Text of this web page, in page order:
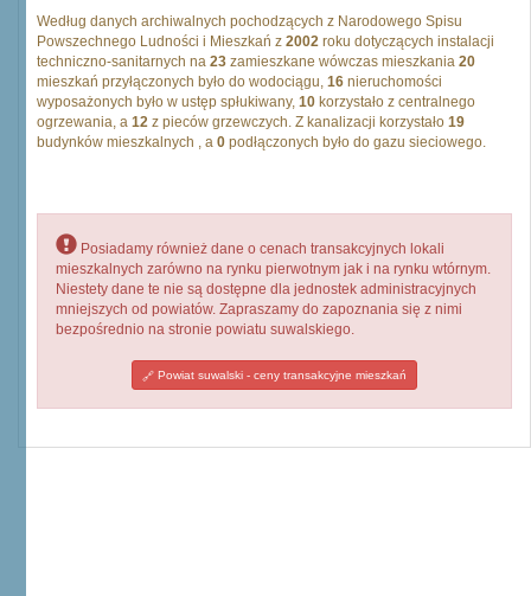
Według danych archiwalnych pochodzących z Narodowego Spisu
Powszechnego Ludności i Mieszkań z 2002 roku dotyczących instalacji
techniczno-sanitarnych na 23 zamieszkane wówczas mieszkania 20
mieszkań przyłączonych było do wodociągu, 16 nieruchomości
wyposażonych było w ustęp spłukiwany, 10 korzystało z centralnego
ogrzewania, a 12 z pieców grzewczych. Z kanalizacji korzystało 19
budynków mieszkalnych , a 0 podłączonych było do gazu sieciowego.
Posiadamy również dane o cenach transakcyjnych lokali
mieszkalnych zarówno na rynku pierwotnym jak i na rynku wtórnym.
Niestety dane te nie są dostępne dla jednostek administracyjnych
mniejszych od powiatów. Zapraszamy do zapoznania się z nimi
bezpośrednio na stronie powiatu suwalskiego.
Powiat suwalski - ceny transakcyjne mieszkań